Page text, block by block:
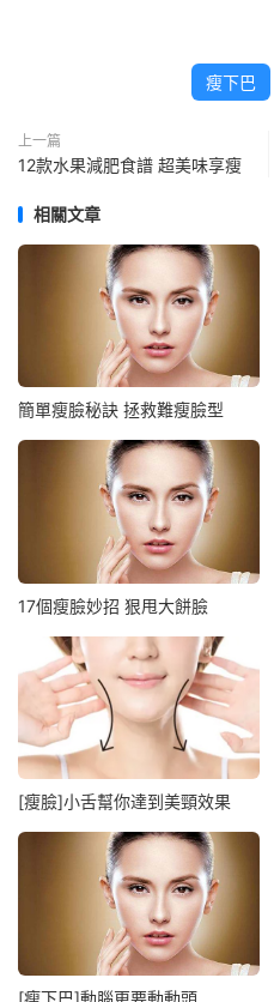
瘦下巴
上一篇
12款水果減肥食譜 超美味享瘦
相關文章
簡單瘦臉秘訣 拯救難瘦臉型
17個瘦臉妙招 狠甩大餅臉
[瘦臉]小舌幫你達到美頸效果
[瘦下巴]動腦更要動動頭